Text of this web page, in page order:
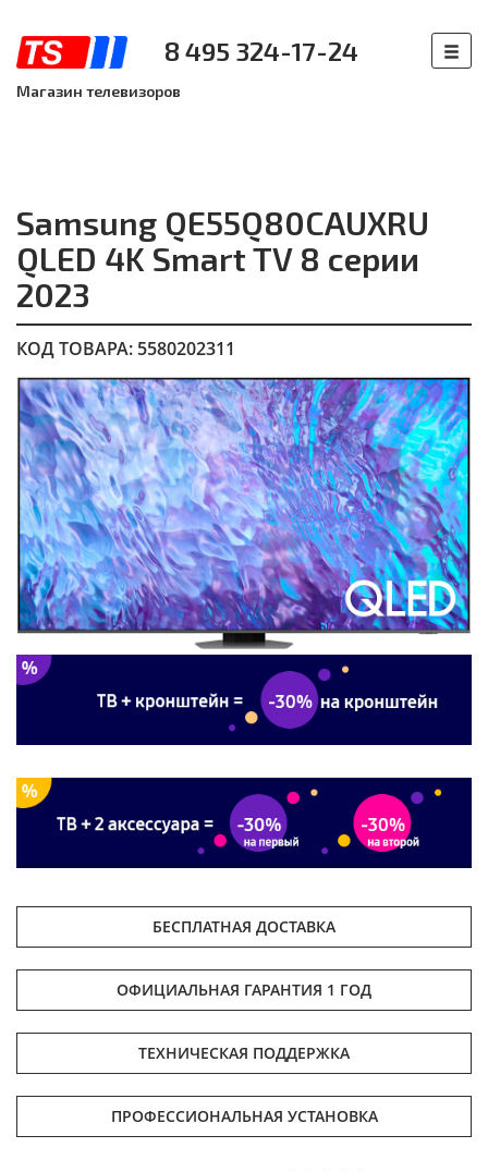
8 495 324-17-24
Магазин телевизоров
Samsung QE55Q80CAUXRU
QLED 4K Smart TV 8 серии
2023
КОД ТОВАРА: 5580202311
БЕСПЛАТНАЯ ДОСТАВКА
ОФИЦИАЛЬНАЯ ГАРАНТИЯ 1 ГОД
ТЕХНИЧЕСКАЯ ПОДДЕРЖКА
ПРОФЕССИОНАЛЬНАЯ УСТАНОВКА